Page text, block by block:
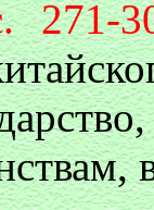
271-